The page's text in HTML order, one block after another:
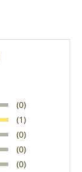
(0)
(1)
(0)
(0)
(0)